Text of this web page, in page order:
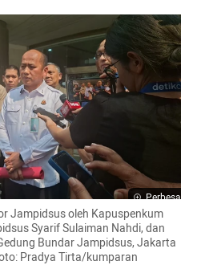
Perbesar
Jampidsus oleh Kapuspenkum
Syarif Sulaiman Nahdi, dan
Bundar Jampidsus, Jakarta
Pradya Tirta/kumparan